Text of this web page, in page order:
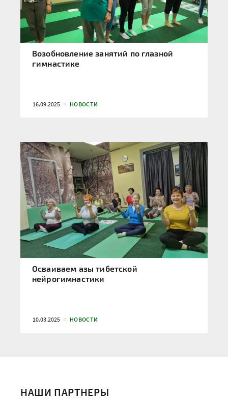
Возобновление занятий по глазной
гимнастике
16.09.2025 НОВОСТИ
Осваиваем азы тибетской
нейрогимнастики
10.03.2025 НОВОСТИ
НАШИ ПАРТНЕРЫ